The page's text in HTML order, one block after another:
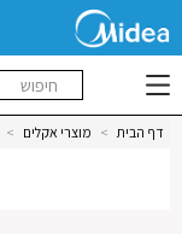
דף הבית > מוצרי אקלים >